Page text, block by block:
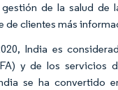
de la salud
de clientes más
India es
y de los
se ha convertido